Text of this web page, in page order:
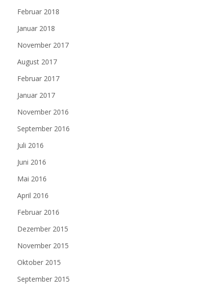
Februar 2018
Januar 2018
November 2017
August 2017
Februar 2017
Januar 2017
November 2016
September 2016
Juli 2016
Juni 2016
Mai 2016
April 2016
Februar 2016
Dezember 2015
November 2015
Oktober 2015
September 2015